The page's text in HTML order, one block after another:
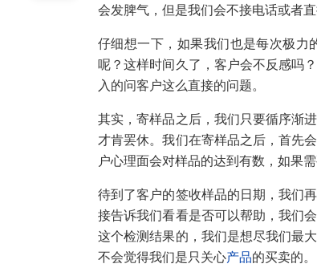
会发脾气，但是我们会不接电话或者
仔细想一下，如果我们也是每次极力
呢？这样时间久了，客户会不反感吗
入的问客户这么直接的问题。
其实，寄样品之后，我们只要循序渐
才肯罢休。我们在寄样品之后，首先
户心理面会对样品的达到有数，如果
待到了客户的签收样品的日期，我们
接告诉我们看看是否可以帮助，我们
这个检测结果的，我们是想尽我们最
不会觉得我们是只关心产品的买卖的。